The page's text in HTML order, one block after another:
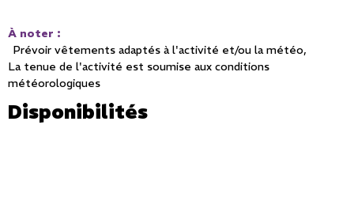
À noter :
Prévoir vêtements adaptés à l'activité et/ou la météo
La tenue de l'activité est soumise aux conditions
météorologiques
Disponibilités